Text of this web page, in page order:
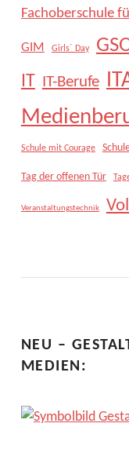
Fachoberschule
GIM Girls´ Day
IT IT-Berufe
Schule mit Courage
Tag der offenen Tür
Veranstaltungstechnik
NEU –
MEDIEN: